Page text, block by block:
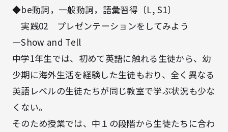
◆be動詞，一般動詞，語彙習得〔L, S1〕
実践02 プレゼンテーションをしてみよう
―Show and Tell
中学1年生では、初めて英語に触れる生徒から、幼
少期に海外生活を経験した生徒もおり、全く異なる
英語レベルの生徒たちが同じ教室で学ぶ状況も少な
くない。
そのため授業では、中１の段階から生徒たちに合わ